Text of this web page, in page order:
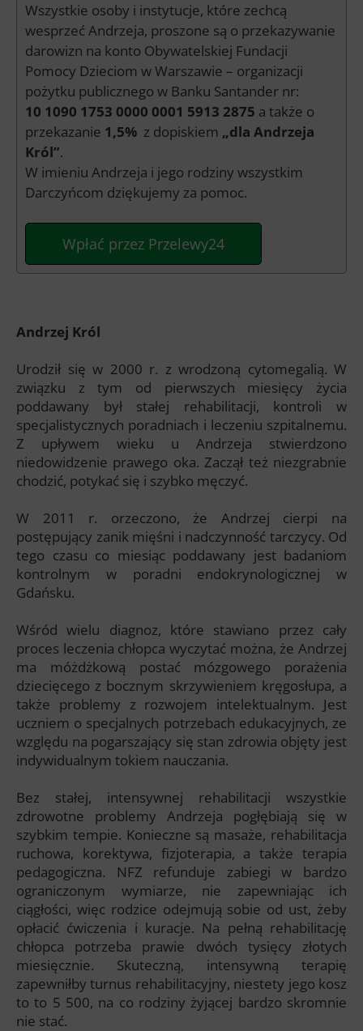
Wszystkie osoby i instytucje, które zechcą
wesprzeć Andrzeja, proszone są o przekazywanie
darowizn na konto Obywatelskiej Fundacji
Pomocy Dzieciom w Warszawie – organizacji
pożytku publicznego w Banku Santander nr:
10 1090 1753 0000 0001 5913 2875 a także o
przekazanie 1,5% z dopiskiem „dla Andrzeja
Król”.
W imieniu Andrzeja i jego rodziny wszystkim
Darczyńcom dziękujemy za pomoc.
Wpłać przez Przelewy24
Andrzej Król
Urodził się w 2000 r. z wrodzoną cytomegalią. W
związku z tym od pierwszych miesięcy życia
poddawany był stałej rehabilitacji, kontroli w
specjalistycznych poradniach i leczeniu szpitalnemu.
Z upływem wieku u Andrzeja stwierdzono
niedowidzenie prawego oka. Zaczął też niezgrabnie
chodzić, potykać się i szybko męczyć.
W 2011 r. orzeczono, że Andrzej cierpi na
postępujący zanik mięśni i nadczynność tarczycy. Od
tego czasu co miesiąc poddawany jest badaniom
kontrolnym w poradni endokrynologicznej w
Gdańsku.
Wśród wielu diagnoz, które stawiano przez cały
proces leczenia chłopca wyczytać można, że Andrzej
ma móżdżkową postać mózgowego porażenia
dziecięcego z bocznym skrzywieniem kręgosłupa, a
także problemy z rozwojem intelektualnym. Jest
uczniem o specjalnych potrzebach edukacyjnych, ze
względu na pogarszający się stan zdrowia objęty jest
indywidualnym tokiem nauczania.
Bez stałej, intensywnej rehabilitacji wszystkie
zdrowotne problemy Andrzeja pogłębiają się w
szybkim tempie. Konieczne są masaże, rehabilitacja
ruchowa, korektywa, fizjoterapia, a także terapia
pedagogiczna. NFZ refunduje zabiegi w bardzo
ograniczonym wymiarze, nie zapewniając ich
ciągłości, więc rodzice odejmują sobie od ust, żeby
opłacić ćwiczenia i kuracje. Na pełną rehabilitację
chłopca potrzeba prawie dwóch tysięcy złotych
miesięcznie. Skuteczną, intensywną terapię
zapewniłby turnus rehabilitacyjny, niestety jego kosz
to to 5 500, na co rodziny żyjącej bardzo skromnie
nie stać.